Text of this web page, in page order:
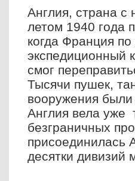
Англия, страна
летом 1940 года
когда Франция
экспедиционный
смог
Тысячи пушек,
вооружения
Англия вела уже
безграничных
присоединилась
десятки дивизий